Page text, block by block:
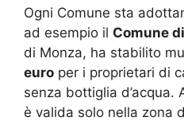
Ogni Comune sta
ad esempio il Comune
di Monza, ha stabilito
euro per i proprietari di
senza bottiglia d’acqua.
è valida solo nella zona